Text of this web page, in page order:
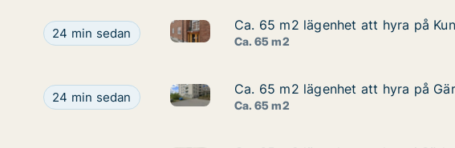
Ca. 65 m2 lägenhet att hyra på Kungsholmen, Olof Gjödingsgatan
24 min sedan Ca. 65 m2 lägenhet att hyra på
Ca. 65 m2 lägenhet att hyra på
Ca. 65 m2 lägenhet att hyra på
Ca. 65 m2
Ca. 65 m2 lägenhet att hyra på Gärdet/Djurgården,
24 min sedan Ca. 65 m2 lägenhet att hyra på Gärdet/
Ca. 65 m2 lägenhet att hyra på
Ca. 65 m2 lägenhet att hyra på
Ca. 65 m2